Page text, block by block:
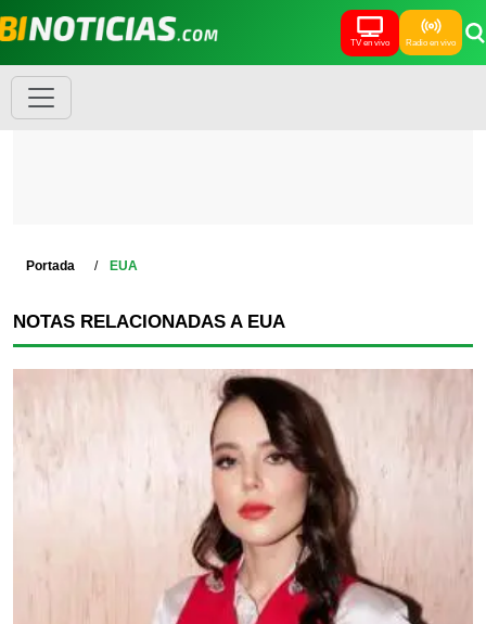
TV en vivo Radio en vivo
Portada EUA
NOTAS RELACIONADAS A EUA